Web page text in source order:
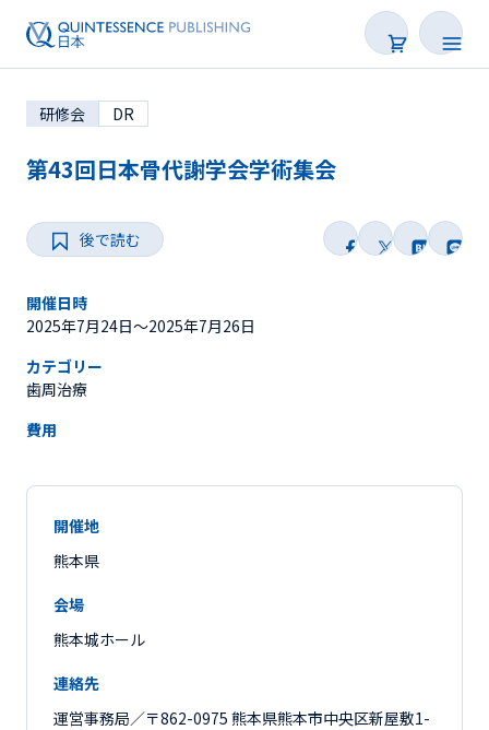
学会・研修会一覧
研修会 DR
第43回日本骨代謝学会学術集会
後で読む
開催日時
2025年7月24日〜2025年7月26日
カテゴリー
歯周治療
費用
開催地
熊本県
会場
熊本城ホール
連絡先
運営事務局／〒862-0975 熊本県熊本市中央区新屋敷1-